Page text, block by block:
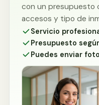
con un presupuesto
accesos y tipo de
Servicio
Presupuesto
Puedes enviar